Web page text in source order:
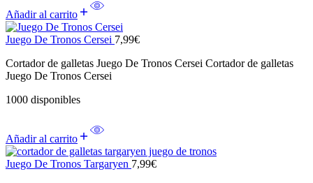
Añadir al carrito
Juego De Tronos Cersei 7,99€
Cortador de galletas Juego De Tronos Cersei Cortador de galletas
Juego De Tronos Cersei
1000 disponibles
Añadir al carrito
Juego De Tronos Targaryen 7,99€